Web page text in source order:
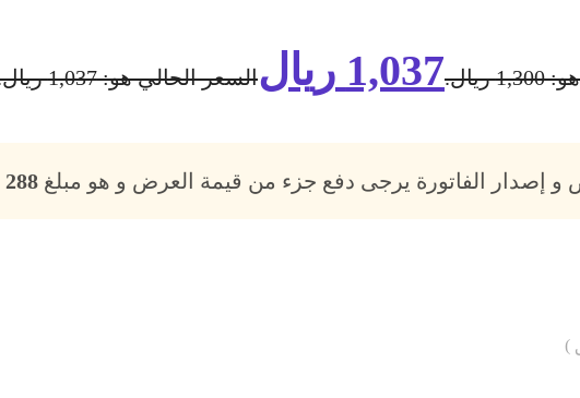
ريال. 1,037 ريالالسعر الحالي هو: 1,037 ريال.
و إصدار الفاتورة يرجى دفع جزء من قيمة العرض و هو مبلغ288
)